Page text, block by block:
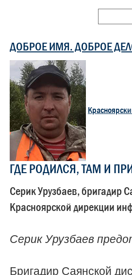
ДОБРОЕ ИМЯ. ДОБРОЕ
ГДЕ РОДИЛСЯ, ТАМ И
Серик Урузбаев, бригадир
Красноярской дирекции
Серик Урузбаев
Бригадир Саянской